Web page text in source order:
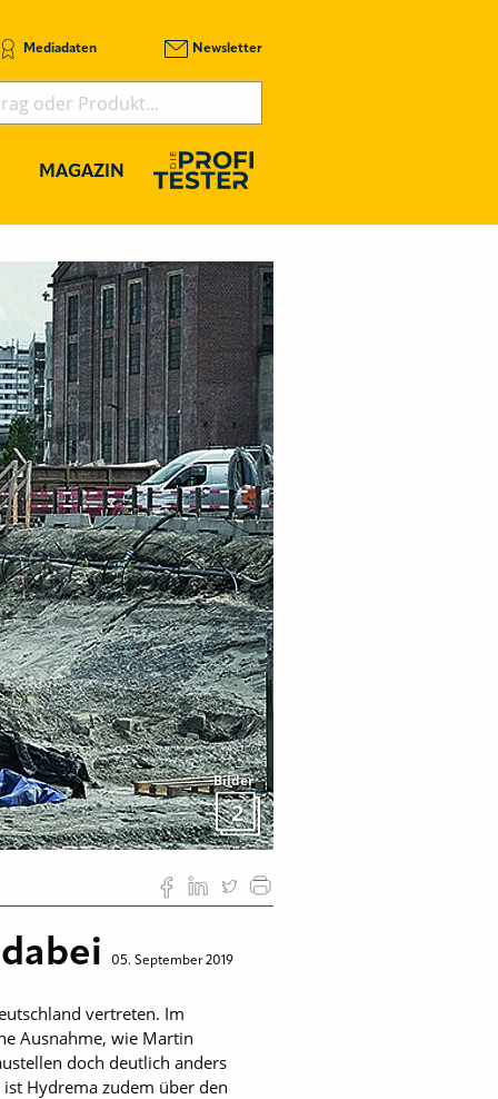
Mediadaten Newsletter
MAGAZIN
Bilder
2
05. September 2019
vertreten. Im
Ausnahme, wie Martin
doch deutlich anders
Hydrema zudem über den